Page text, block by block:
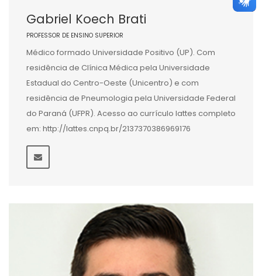
Gabriel Koech Brati
PROFESSOR DE ENSINO SUPERIOR
Médico formado Universidade Positivo (UP). Com
residência de Clínica Médica pela Universidade
Estadual do Centro-Oeste (Unicentro) e com
residência de Pneumologia pela Universidade Federal
do Paraná (UFPR). Acesso ao currículo lattes completo
em: http://lattes.cnpq.br/2137370386969176